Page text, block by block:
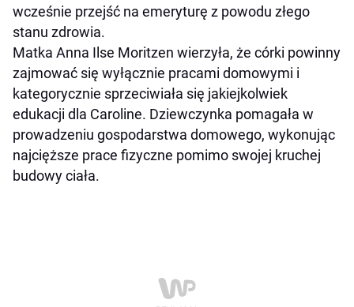
wcześnie przejść na emeryturę z powodu złego
stanu zdrowia.
Matka Anna Ilse Moritzen wierzyła, że córki powinny
zajmować się wyłącznie pracami domowymi i
kategorycznie sprzeciwiała się jakiejkolwiek
edukacji dla Caroline. Dziewczynka pomagała w
prowadzeniu gospodarstwa domowego, wykonując
najcięższe prace fizyczne pomimo swojej kruchej
budowy ciała.